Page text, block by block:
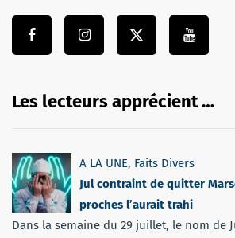
Les lecteurs apprécient …
A LA UNE, Faits Divers
Jul contraint de quitter
proches l’aurait trahi
Dans la semaine du 29 juillet, le nom de